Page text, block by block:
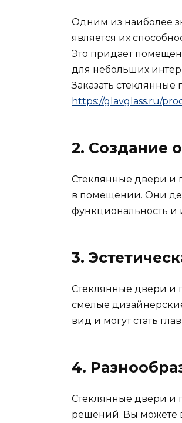
Одним из наиболее
является их
Это придает
для небольших
Заказать
https://glavglass.ru/
2. Создание
Стеклянные двери и
в помещении. Они
функциональность и
3.
Стеклянные двери и
смелые
вид и могут стать
4.
Стеклянные двери и
решений. Вы можете